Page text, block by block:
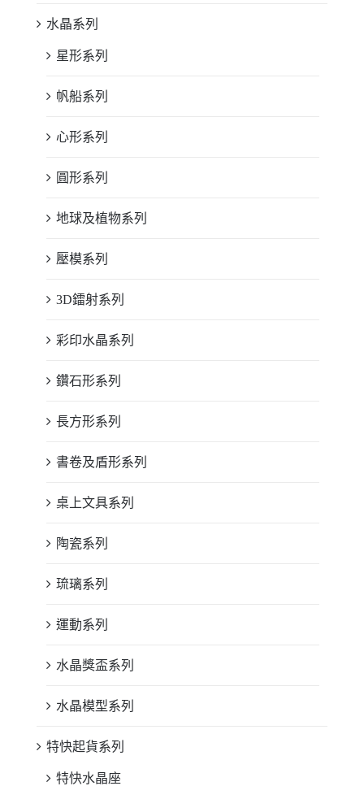
水晶系列
星形系列
帆船系列
心形系列
圓形系列
地球及植物系列
壓模系列
3D鐳射系列
彩印水晶系列
鑽石形系列
長方形系列
書卷及盾形系列
桌上文具系列
陶瓷系列
琉璃系列
運動系列
水晶獎盃系列
水晶模型系列
特快起貨系列
特快水晶座